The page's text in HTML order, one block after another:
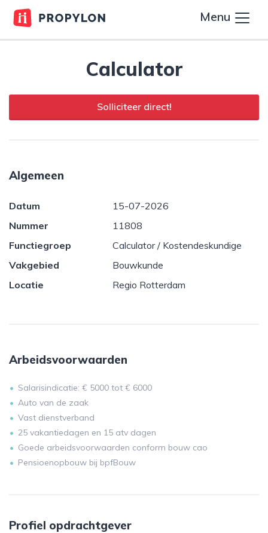
Menu
Calculator
Solliciteer direct!
Algemeen
Datum
15-07-2026
Nummer
11808
Functiegroep
Calculator / Kostendeskundige
Vakgebied
Bouwkunde
Locatie
Regio Rotterdam
Arbeidsvoorwaarden
Salarisindicatie: € 5000 tot € 6000
Auto van de zaak
Vast dienstverband
25 vakantiedagen en 15 atv dagen
Goede arbeidsvoorwaarden conform bouw cao
Pensioenopbouw bij bpfBouw
Profiel opdrachtgever